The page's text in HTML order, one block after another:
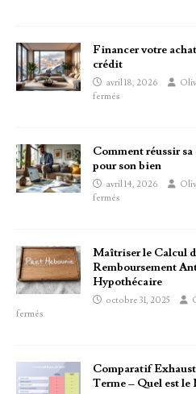
Financer votre
crédit
avril 18, 2026
fermés
Comment réussir
pour son bien
avril 14, 2026
fermés
Maîtriser le Calcul
Remboursement
Hypothécaire
octobre 31, 2025
fermés
Comparatif
Terme – Quel est